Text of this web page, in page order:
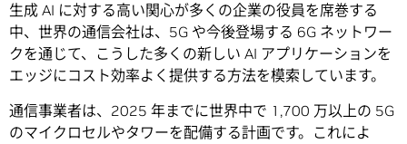
生成 AI に対する高い関心が多くの企業の役員を席巻する
中、世界の通信会社は、5G や今後登場する 6G ネットワー
クを通じて、こうした多くの新しい AI アプリケーションを
エッジにコスト効率よく提供する方法を模索しています。
通信事業者は、2025 年までに世界中で 1,700 万以上の 5G
のマイクロセルやタワーを配備する計画です。これによ